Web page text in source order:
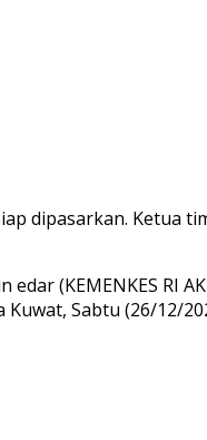
dipasarkan. Ketua
(KEMENKES RI
Sabtu (26/12/